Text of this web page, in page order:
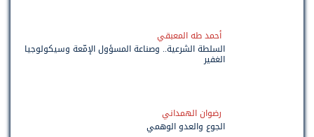
أحمد طه المعبقي
السلطة الشرعية.. وصناعة المسؤول الإمّعة وسيكولوجيا
الغفير
رضوان الهمداني
الجوع والعدو الوهمي